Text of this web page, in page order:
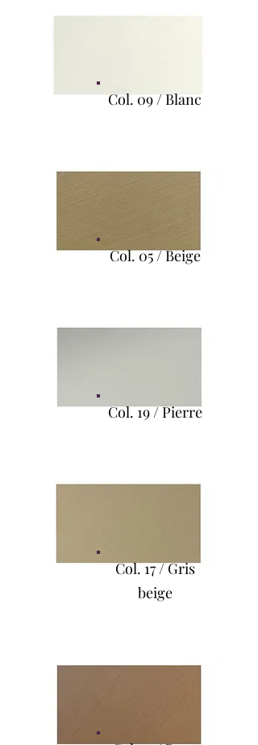
Col. 09 / Blanc
Col. 05 / Beige
Col. 19 / Pierre
Col. 17 / Gris
beige